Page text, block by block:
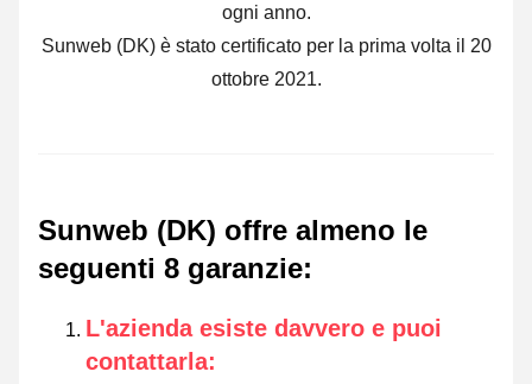
ogni anno.
Sunweb (DK) è stato certificato per la prima volta il 20
ottobre 2021.
Sunweb (DK) offre almeno le
seguenti 8 garanzie:
L'azienda esiste davvero e puoi
contattarla: